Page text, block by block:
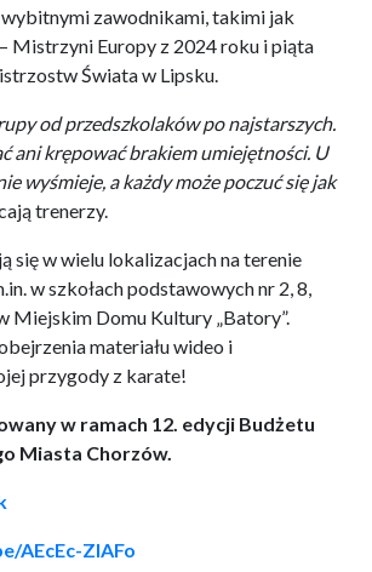
zawodnikami, takimi jak
Mistrzyni Europy z 2024 roku i piąta
Świata w Lipsku.
od przedszkolaków po najstarszych.
ani krępować brakiem umiejętności. U
wyśmieje, a każdy może poczuć się jak
trenerzy.
się w wielu lokalizacjach na terenie
w szkołach podstawowych nr 2, 8,
Miejskim Domu Kultury „Batory”.
materiału wideo i
przygody z karate!
w ramach 12. edycji Budżetu
Miasta Chorzów.
AEcEc-ZlAFo